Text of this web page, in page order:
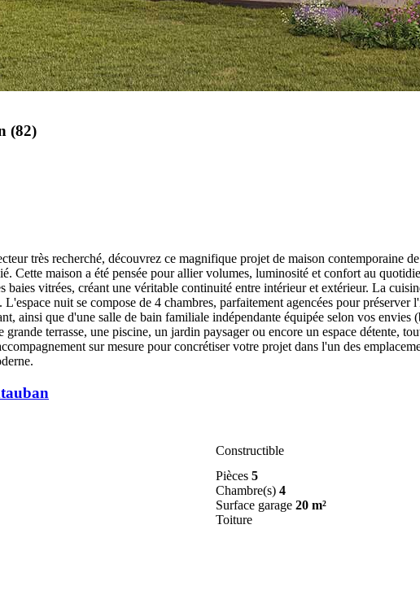
(82)
très recherché, découvrez ce magnifique projet de maison contemporaine
Cette maison a été pensée pour allier volumes, luminosité et confort au
baies vitrées, créant une véritable continuité entre intérieur et extérieur. La
nuit se compose de 4 chambres, parfaitement agencées pour
ainsi que d'une salle de bain familiale indépendante équipée selon vos
terrasse, une piscine, un jardin paysager ou encore un espace détente,
sur mesure pour concrétiser votre projet dans l'un des
Constructible
Pièces 5
Chambre(s) 4
Surface garage 20 m²
Toiture